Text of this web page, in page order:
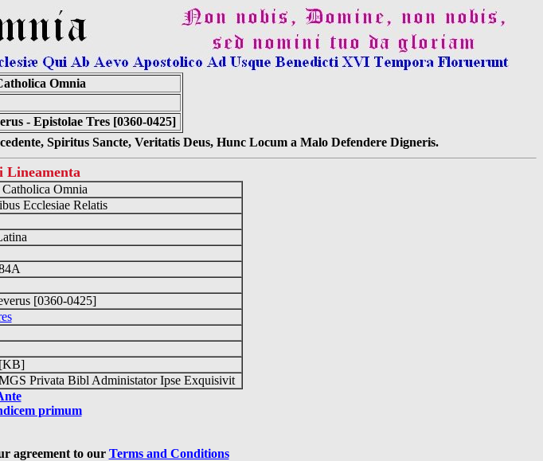
Omnia
- Epistolae Tres [0360-0425]
Spiritus Sancte, Veritatis Deus, Hunc Locum a Malo Defendere Digneris.
Lineamenta
Omnia
Ecclesiae Relatis
[0360-0425]
Privata Bibl Administator Ipse Exquisivit
primum
agreement to our Terms and Conditions